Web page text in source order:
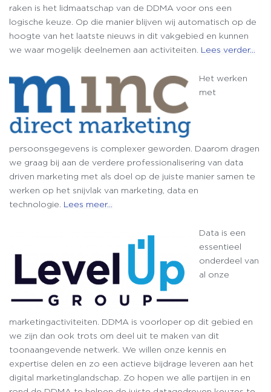
raken is het lidmaatschap van de DDMA voor ons een
logische keuze. Op die manier blijven wij automatisch op de
hoogte van het laatste nieuws in dit vakgebied en kunnen
we waar mogelijk deelnemen aan activiteiten. Lees verder…
Het werken
met
persoonsgegevens is complexer geworden. Daarom dragen
we graag bij aan de verdere professionalisering van data
driven marketing met als doel op de juiste manier samen te
werken op het snijvlak van marketing, data en
technologie. Lees meer…
Data is een
essentieel
onderdeel van
al onze
marketingactiviteiten. DDMA is voorloper op dit gebied en
we zijn dan ook trots om deel uit te maken van dit
toonaangevende netwerk. We willen onze kennis en
expertise delen en zo een actieve bijdrage leveren aan het
digital marketinglandschap. Zo hopen we alle partijen in en